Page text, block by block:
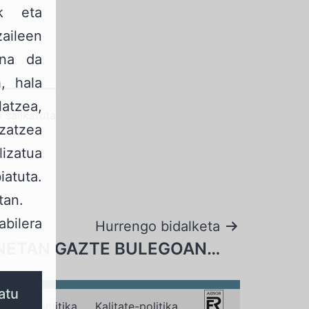
Hurrengo bidalketa
GAZTE BULEGOAN…
politika Kalitate-politika
eta
da
hala